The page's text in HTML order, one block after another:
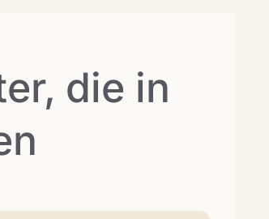
die in